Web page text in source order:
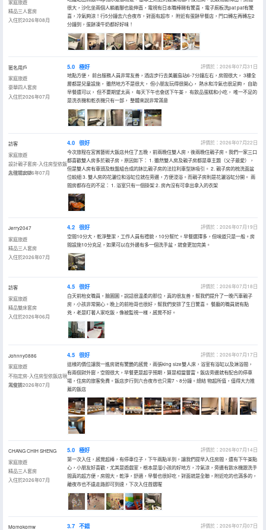
家庭旅遊
精品三人套房
入住於2026年08月
很大，沙化坐兩個人躺着腳也能伸直，電視有日本職棒睇有驚喜，電子廁板洗pat pat有驚
喜，冷氣夠涼！行5分鐘去六合夜市，對面有超市， 附近有蛋餅早餐店，門口轉左再轉左2
分鐘到，蛋餅凍牛奶都好好味！
匿名用戶
家庭旅遊
豪華四人套房
入住於2026年07月
5.0 極好
評價於：2026年07月31日
地點方便， 前台服務人員非常友善，酒店步行去美麗島站6-7分鐘左右，房間很大， 3樓全
層都是兒童設施， 雖然地方不是很大， 但小朋友玩得很開心， 熱水和冷氣也很足夠， 自助
早餐還可以， 但不要期望太高， 每天下午也會送下午茶， 有飲品蛋糕和小吃， 唯一不足的
是洗衣機和乾衣機只有一部， 整體來說非常滿意
訪客
家庭旅遊
設計親子套房-入住房型依飯
店現場安排
入住於2026年07月
4.0 很好
評價於：2026年07月22日
今次旅程在宮賞藝術大飯店共住了五晚，前兩晚住雙人房，後兩晚住親子房。我們一家三口
都喜歡雙人房多於親子房，原因如下： 1. 雖然雙人房及親子房都是車主題（父子最愛），
但是雙人房有車頭及軚盤組合成的牀比親子房的法拉利車型牀吸引。 2. 親子房的梳洗面盆
位較細 3. 雙人房的花灑位和浴缸位就在旁邊，方便浸浴。而親子房則是花灑浴缸分開。 兩
間房都存在的不足： 1. 浴室只有一個掛架 2. 房內沒有可拿出拿入的衣架
Jerry2047
家庭旅遊
精品三人套房
入住於2026年07月
4.2 很好
評價於：2026年07月19日
空間10分大，乾淨整潔，工作人員有禮貌，10分幫忙。早餐選擇多，但味道只是一般。房
間設施10分充足，如果可以在外邊有多一個洗手盆，就會更加完美。
訪客
家庭旅遊
精品雙床套房
入住於2026年06月
4.5 很好
評價於：2026年07月18日
白天前枱女職員，臉圓圓，說話很温柔的那位，真的很友善，幫我們提升了一晚汽車親子
房，小孩非常開心。晚上的前枱哥也很好，幫我們安排了生日驚喜。 餐廳的職員就有點
兇，老是盯著人家吃飯，像被監視一樣，感覺不好。
Johnny0886
家庭旅遊
不指定房-入住房型依飯店現
場安排
入住於2026年07月
4.5 很好
評價於：2026年07月17日
這樣的價位讓我一進房就有驚艷的感覺，兩張king size雙人床，浴室有浴缸以及淋浴間，
有兩個對外窗，空間很大，早餐更是超乎預期，算是相當豐富。飯店旁邊就有配合的停車
場，住房的旅客免費。飯店步行到六合夜市也只需7、8分鐘。總結 物超所值，值得大力推
薦的飯店
CHANG CHIH SHENG
家庭旅遊
精品三人套房
入住於2026年07月
5.0 極好
評價於：2026年07月14日
第一次入住，感覺超棒，有停車位子，下午兩點半到，讓我們提早入住房間，還有下午茶點
心，小朋友好喜歡，尤其是遊戲室，根本是溜小孩的好地方，冷氣涼，旁邊有飲水機跟洗手
間真的超方便，房間大，乾淨，舒適，早餐也很好吃，對面就是全聯，附近吃的也滿多的，
離夜市也不遠走路即可到達，下次入住首選喔
Momokomw
3.7 不錯
評價於：2026年07月07日